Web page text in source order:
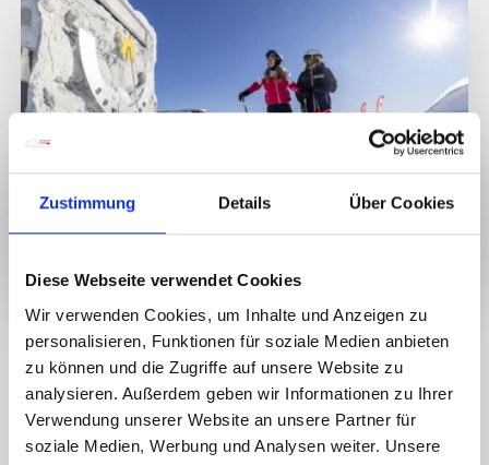
Zustimmung Details Über Cookies
Diese Webseite verwendet Cookies
Wir verwenden Cookies, um Inhalte und Anzeigen zu
personalisieren, Funktionen für soziale Medien anbieten
zu können und die Zugriffe auf unsere Website zu
analysieren. Außerdem geben wir Informationen zu Ihrer
Verwendung unserer Website an unsere Partner für
soziale Medien, Werbung und Analysen weiter. Unsere
Waar kun je plezier beleven?
Duidelijk: aan de zonnige
is dat duidelijk de regio Nassfeld-Pressegger See. Vooral in
het voorjaar straalt het grootste zonneterras van de Alpen
in de zon.
Zonne-skiën in Nassfeld of in de andere skigebieden van
de Sun Ski World heeft zowel beproefde als verrassende
componenten te bieden. Betrouwbare sneeuwzekerheid